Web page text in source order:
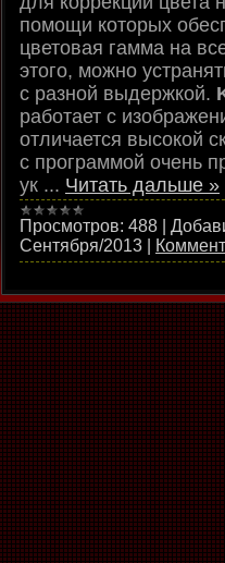
помощи которых
цветовая гамма на
этого, можно
с разной выдержкой.
работает с
отличается высокой
с программой очень
ук ... Читать дальше »
Просмотров: 488
Сентября/2013